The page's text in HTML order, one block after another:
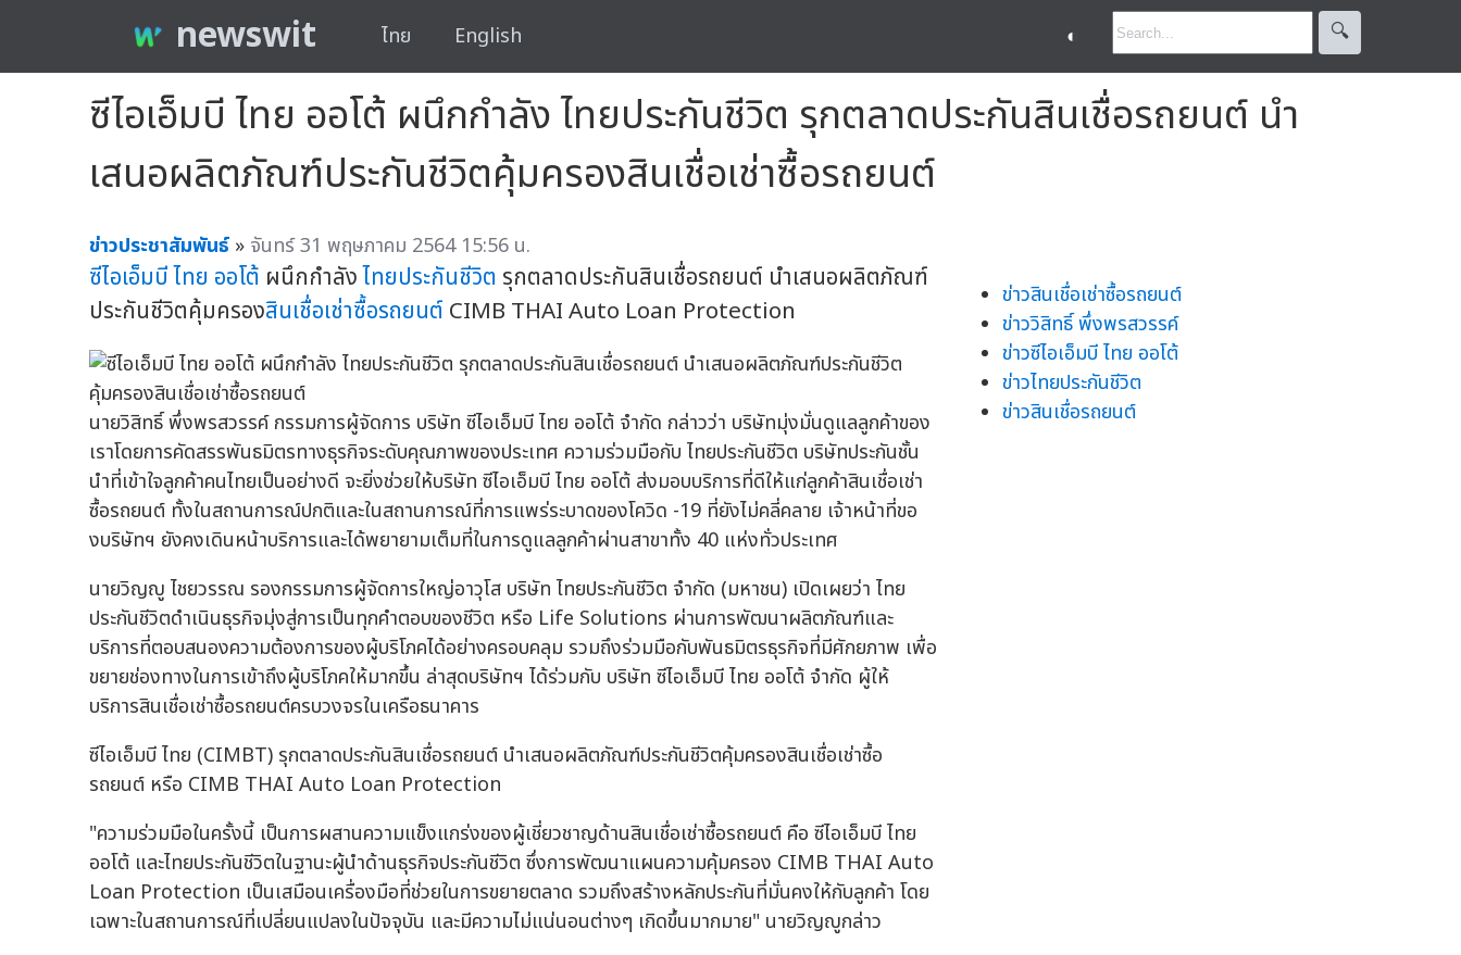
newswit ไทย English ◐ 🔍︎
ซีไอเอ็มบี ไทย ออโต้ ผนึกกำลัง ไทยประกันชีวิต รุกตลาดประกันสินเชื่อรถยนต์ นำ
เสนอผลิตภัณฑ์ประกันชีวิตคุ้มครองสินเชื่อเช่าซื้อรถยนต์
ข่าวประชาสัมพันธ์ » จันทร์ 31 พฤษภาคม 2564 15:56 น.
ซีไอเอ็มบี ไทย ออโต้ ผนึกกำลังไทยประกันชีวิต รุกตลาดประกันสินเชื่อรถยนต์ นำเสนอผลิตภัณฑ์
ประกันชีวิตคุ้มครองสินเชื่อเช่าซื้อรถยนต์ CIMB THAI Auto Loan Protection
นายวิสิทธิ์ พึ่งพรสวรรค์ กรรมการผู้จัดการ บริษัท ซีไอเอ็มบี ไทย ออโต้ จำกัด กล่าวว่า บริษัทมุ่งมั่นดูแลลูกค้าของ
เราโดยการคัดสรรพันธมิตรทางธุรกิจระดับคุณภาพของประเทศ ความร่วมมือกับ ไทยประกันชีวิต บริษัทประกันชั้น
นำที่เข้าใจลูกค้าคนไทยเป็นอย่างดี จะยิ่งช่วยให้บริษัท ซีไอเอ็มบี ไทย ออโต้ ส่งมอบบริการที่ดีให้แก่ลูกค้าสินเชื่อเช่า
ซื้อรถยนต์ ทั้งในสถานการณ์ปกติและในสถานการณ์ที่การแพร่ระบาดของโควิด -19 ที่ยังไม่คลี่คลาย เจ้าหน้าที่ขอ
งบริษัทฯ ยังคงเดินหน้าบริการและได้พยายามเต็มที่ในการดูแลลูกค้าผ่านสาขาทั้ง 40 แห่งทั่วประเทศ
นายวิญญู ไชยวรรณ รองกรรมการผู้จัดการใหญ่อาวุโส บริษัท ไทยประกันชีวิต จำกัด (มหาชน) เปิดเผยว่า ไทย
ประกันชีวิตดำเนินธุรกิจมุ่งสู่การเป็นทุกคำตอบของชีวิต หรือ Life Solutions ผ่านการพัฒนาผลิตภัณฑ์และ
บริการที่ตอบสนองความต้องการของผู้บริโภคได้อย่างครอบคลุม รวมถึงร่วมมือกับพันธมิตรธุรกิจที่มีศักยภาพ เพื่อ
ขยายช่องทางในการเข้าถึงผู้บริโภคให้มากขึ้น ล่าสุดบริษัทฯ ได้ร่วมกับ บริษัท ซีไอเอ็มบี ไทย ออโต้ จำกัด ผู้ให้
บริการสินเชื่อเช่าซื้อรถยนต์ครบวงจรในเครือธนาคาร
ซีไอเอ็มบี ไทย (CIMBT) รุกตลาดประกันสินเชื่อรถยนต์ นำเสนอผลิตภัณฑ์ประกันชีวิตคุ้มครองสินเชื่อเช่าซื้อ
รถยนต์ หรือ CIMB THAI Auto Loan Protection
"ความร่วมมือในครั้งนี้ เป็นการผสานความแข็งแกร่งของผู้เชี่ยวชาญด้านสินเชื่อเช่าซื้อรถยนต์ คือ ซีไอเอ็มบี ไทย
ออโต้ และไทยประกันชีวิตในฐานะผู้นำด้านธุรกิจประกันชีวิต ซึ่งการพัฒนาแผนความคุ้มครอง CIMB THAI Auto
Loan Protection เป็นเสมือนเครื่องมือที่ช่วยในการขยายตลาด รวมถึงสร้างหลักประกันที่มั่นคงให้กับลูกค้า โดย
เฉพาะในสถานการณ์ที่เปลี่ยนแปลงในปัจจุบัน และมีความไม่แน่นอนต่างๆ เกิดขึ้นมากมาย" นายวิญญูกล่าว
ข่าวสินเชื่อเช่าซื้อรถยนต์
ข่าววิสิทธิ์ พึ่งพรสวรรค์
ข่าวซีไอเอ็มบี ไทย ออโต้
ข่าวไทยประกันชีวิต
ข่าวสินเชื่อรถยนต์